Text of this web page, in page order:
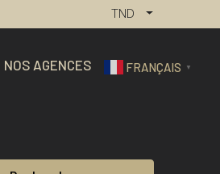
TND
NOS AGENCES FRANÇAIS ▼